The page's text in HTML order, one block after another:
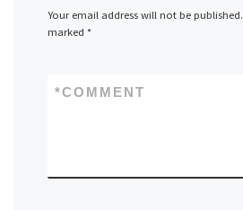
Your email address will not be published.
marked *
COMMENT
*